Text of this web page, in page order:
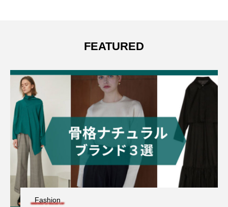
FEATURED
Fashion